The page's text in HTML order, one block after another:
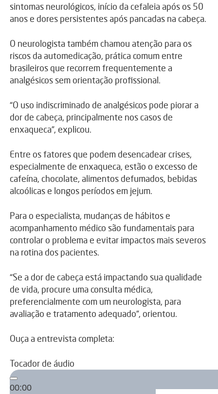
sintomas neurológicos, início da cefaleia após os 50
anos e dores persistentes após pancadas na cabeça.
O neurologista também chamou atenção para os
riscos da automedicação, prática comum entre
brasileiros que recorrem frequentemente a
analgésicos sem orientação profissional.
“O uso indiscriminado de analgésicos pode piorar a
dor de cabeça, principalmente nos casos de
enxaqueca”, explicou.
Entre os fatores que podem desencadear crises,
especialmente de enxaqueca, estão o excesso de
cafeína, chocolate, alimentos defumados, bebidas
alcoólicas e longos períodos em jejum.
Para o especialista, mudanças de hábitos e
acompanhamento médico são fundamentais para
controlar o problema e evitar impactos mais severos
na rotina dos pacientes.
“Se a dor de cabeça está impactando sua qualidade
de vida, procure uma consulta médica,
preferencialmente com um neurologista, para
avaliação e tratamento adequado”, orientou.
Ouça a entrevista completa:
Tocador de áudio
00:00